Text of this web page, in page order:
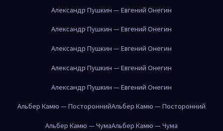
Александр Пушкин — Евгений Онегин
Александр Пушкин — Евгений Онегин
Александр Пушкин — Евгений Онегин
Александр Пушкин — Евгений Онегин
Александр Пушкин — Евгений Онегин
Альбер Камю — ПостороннийАльбер Камю — Посторонний
Альбер Камю — ЧумаАльбер Камю — Чума